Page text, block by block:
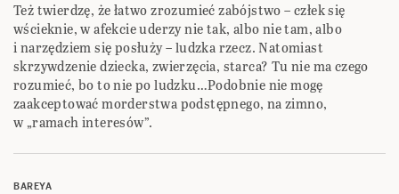
Też twierdzę, że łatwo zrozumieć zabójstwo – człek się
wścieknie, w afekcie uderzy nie tak, albo nie tam, albo
i narzędziem się posłuży – ludzka rzecz. Natomiast
skrzywdzenie dziecka, zwierzęcia, starca? Tu nie ma czego
rozumieć, bo to nie po ludzku…Podobnie nie mogę
zaakceptować morderstwa podstępnego, na zimno,
w „ramach interesów”.
BAREYA